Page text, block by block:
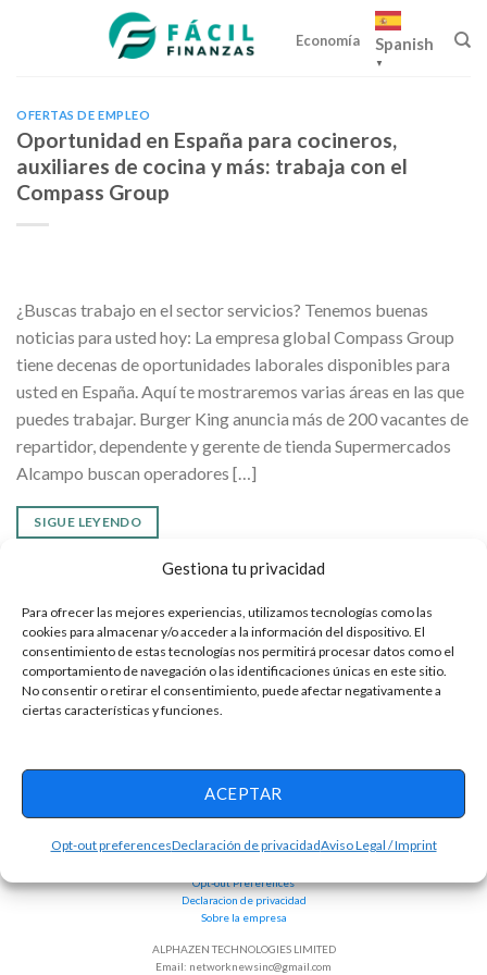
Gestiona tu privacidad
Para ofrecer las mejores experiencias, utilizamos tecnologías como las
cookies para almacenar y/o acceder a la información del dispositivo. El
consentimiento de estas tecnologías nos permitirá procesar datos como el
comportamiento de navegación o las identificaciones únicas en este sitio.
No consentir o retirar el consentimiento, puede afectar negativamente a
ciertas características y funciones.
ACEPTAR
Opt-out preferencesDeclaración de privacidadAviso Legal / Imprint
Economía Spanish
▼
OFERTAS DE EMPLEO
Oportunidad en España para cocineros,
auxiliares de cocina y más: trabaja con el
Compass Group
¿Buscas trabajo en el sector servicios? Tenemos buenas
noticias para usted hoy: La empresa global Compass Group
tiene decenas de oportunidades laborales disponibles para
usted en España. Aquí te mostraremos varias áreas en las que
puedes trabajar. Burger King anuncia más de 200 vacantes de
repartidor, dependente y gerente de tienda Supermercados
Alcampo buscan operadores […]
SIGUE LEYENDO
Términos y condiciones
Opt-out Preferences
Declaracion de privacidad
Sobre la empresa
ALPHAZEN TECHNOLOGIES LIMITED
Email: networknewsinc@gmail.com